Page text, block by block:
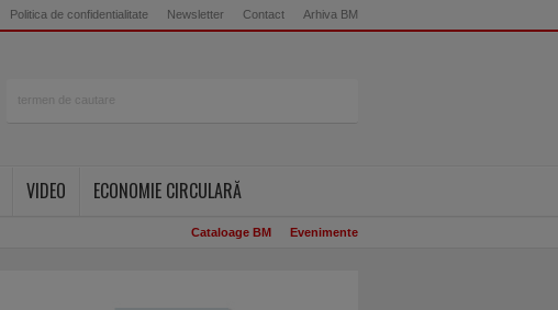
Politica de confidentialitate Newsletter Contact Arhiva BM
VIDEO
ECONOMIE CIRCULARĂ
Cataloage BM Evenimente